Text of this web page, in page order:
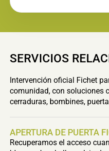
SERVICIOS
Intervención oficial Fichet
comunidad, con soluciones
cerraduras, bombines,
APERTURA DE PUERTA
Recuperamos el acceso